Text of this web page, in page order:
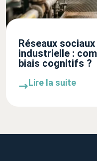
Réseaux
industrielle :
biais cognitifs ?
Lire la suite